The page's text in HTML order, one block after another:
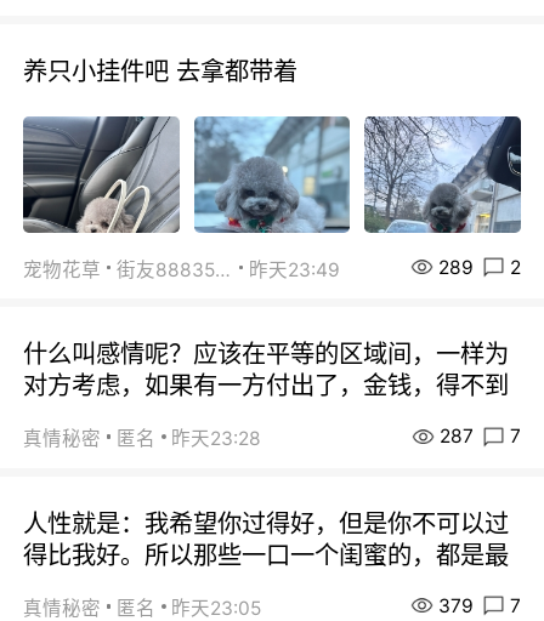
养只小挂件吧 去拿都带着
宠物花草 街友88835518 昨天23:49 289 2
什么叫感情呢？应该在平等的区域间，一样为
对方考虑，如果有一方付出了，金钱，得不到
真情秘密 匿名 昨天23:28 287 7
人性就是：我希望你过得好，但是你不可以过
得比我好。所以那些一口一个闺蜜的，都是最
真情秘密 匿名 昨天23:05 379 7